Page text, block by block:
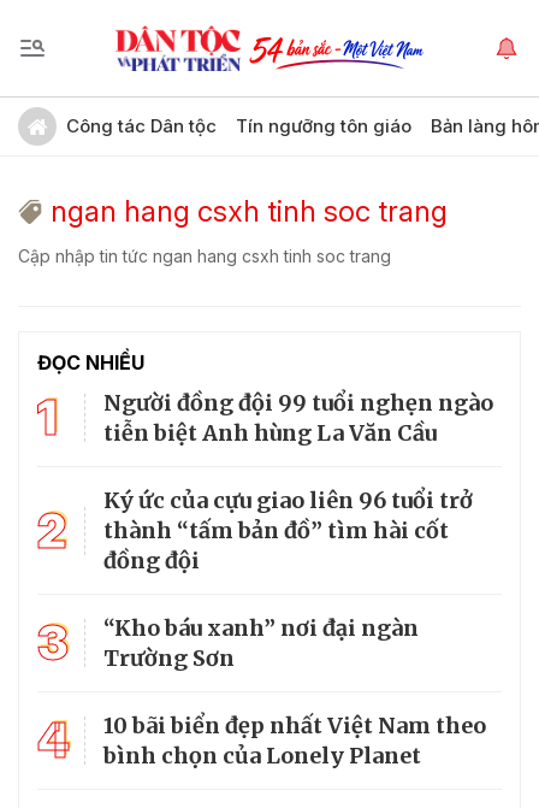
Công tác Dân tộc Tín ngưỡng tôn giáo Bản làng
ngan hang csxh tinh soc trang
Cập nhập tin tức ngan hang csxh tinh soc trang
ĐỌC NHIỀU
1
Người đồng đội 99 tuổi nghẹn ngào
tiễn biệt Anh hùng La Văn Cầu
2
Ký ức của cựu giao liên 96 tuổi trở
thành “tấm bản đồ” tìm hài cốt
đồng đội
3
“Kho báu xanh” nơi đại ngàn
Trường Sơn
4
10 bãi biển đẹp nhất Việt Nam theo
bình chọn của Lonely Planet